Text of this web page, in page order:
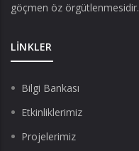
göçmen öz örgütlenmesidir.
LINKLER
Bilgi Bankası
Etkinliklerimiz
Projelerimiz